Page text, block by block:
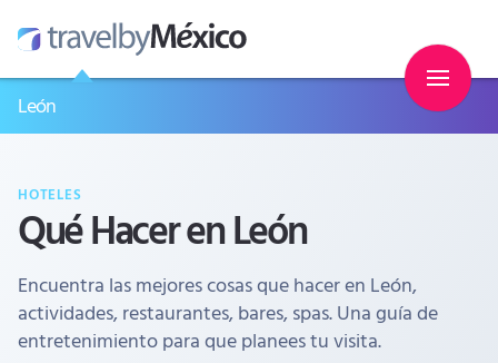
León
HOTELES
Qué Hacer en León
Encuentra las mejores cosas que hacer en León,
actividades, restaurantes, bares, spas. Una guía de
entretenimiento para que planees tu visita.